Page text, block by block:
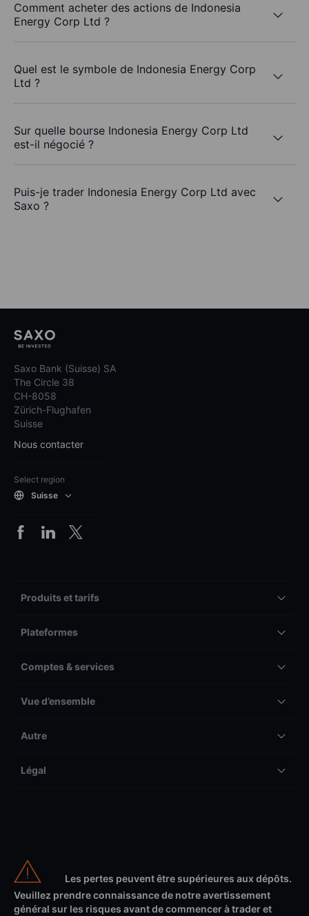
Comment acheter des actions de Indonesia
Energy Corp Ltd ?
Quel est le symbole de Indonesia Energy Corp
Ltd ?
Sur quelle bourse Indonesia Energy Corp Ltd
est-il négocié ?
Puis-je trader Indonesia Energy Corp Ltd avec
Saxo ?
Saxo Bank (Suisse) SA
The Circle 38
CH-8058
Zürich-Flughafen
Suisse
Nous contacter
Select region
Suisse
Produits et tarifs
Plateformes
Comptes & services
Vue d’ensemble
Autre
Légal
Les pertes peuvent être supérieures aux dépôts.
Veuillez prendre connaissance de notre avertissement
général sur les risques avant de commencer à trader et